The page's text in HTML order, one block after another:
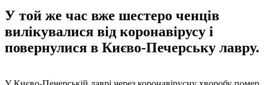
У той же час вже шестеро ченців
вилікувалися від коронавірусу і
повернулися в Києво-Печерську лавру.